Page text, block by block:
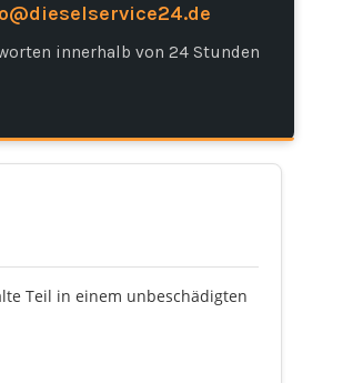
innerhalb von 24 Stunden
Teil in einem unbeschädigten